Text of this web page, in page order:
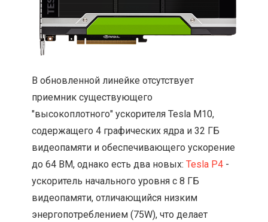
В обновленной линейке отсутствует
приемник существующего
"высокоплотного" ускорителя Tesla M10,
содержащего 4 графических ядра и 32 ГБ
видеопамяти и обеспечивающего ускорение
до 64 ВМ, однако есть два новых:Tesla P4 -
ускоритель начального уровня с 8 ГБ
видеопамяти, отличающийся низким
энергопотреблением (75W), что делает